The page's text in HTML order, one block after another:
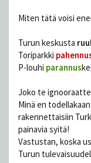
Miten tätä voisi
Turun keskusta
Toriparkki
P-louhi parannus
Joko te
Minä en
rakennettaisiin
painavia syitä!
Vastustan, koska
Turun